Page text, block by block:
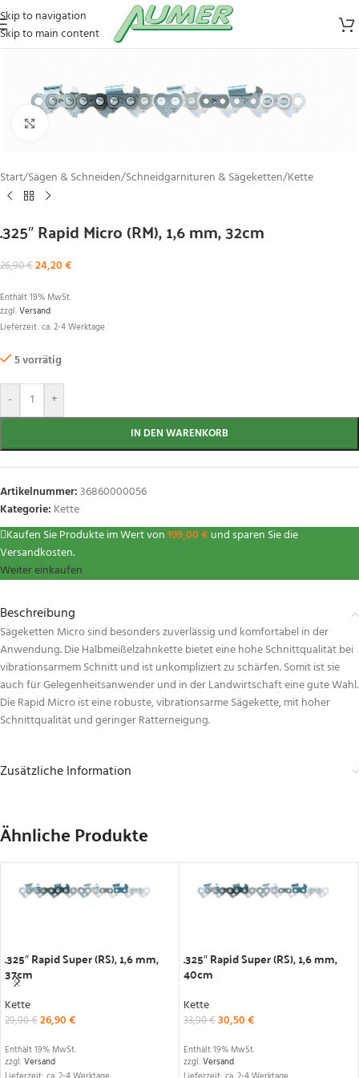
Skip to navigation
Skip to main content
Zum Vergrößern klicken
Start/Sägen & Schneiden/Schneidgarnituren & Sägeketten/Kette
.325″ Rapid Micro (RM), 1,6 mm, 32cm
26,90€24,20€
Enthält 19% MwSt.
zzgl.Versand
Lieferzeit: ca. 2-4 Werktage
5 vorrätig
- +
IN DEN WARENKORB
Artikelnummer:36860000056
Kategorie: Kette
Kaufen Sie Produkte im Wert von199,00€ und sparen Sie die
Versandkosten.
Weiter einkaufen
Beschreibung
Sägeketten Micro sind besonders zuverlässig und komfortabel in der
Anwendung. Die Halbmeißelzahnkette bietet eine hohe Schnittqualität bei
vibrationsarmem Schnitt und ist unkompliziert zu schärfen. Somit ist sie
auch für Gelegenheitsanwender und in der Landwirtschaft eine gute Wahl.
Die Rapid Micro ist eine robuste, vibrationsarme Sägekette, mit hoher
Schnittqualität und geringer Ratterneigung.
Zusätzliche Information
Ähnliche Produkte
.325″ Rapid Super (RS), 1,6 mm,
37cm
Kette
29,90€26,90€
Enthält 19% MwSt.
zzgl.Versand
.325″ Rapid Super (RS), 1,6 mm,
40cm
Kette
33,90€30,50€
Enthält 19% MwSt.
zzgl.Versand